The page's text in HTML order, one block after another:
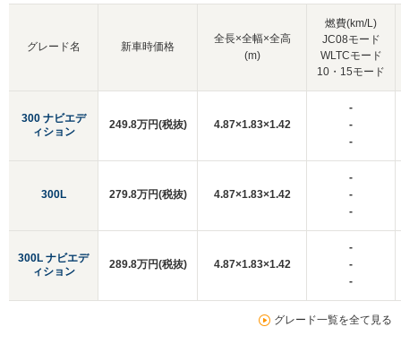
グレード名
300 ナビエデ
ィション
300L
300L ナビエデ
ィション
新車時価格
全長×全幅×全高
(m)
燃費(km/L)
JC08モード
WLTCモード
10・15モード
249.8万円(税抜) 4.87×1.83×1.42
-
-
-
279.8万円(税抜) 4.87×1.83×1.42
-
-
-
289.8万円(税抜) 4.87×1.83×1.42
-
-
-
グレード一覧を全て見る